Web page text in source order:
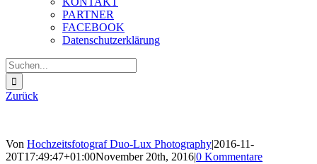
PARTNER
FACEBOOK
Datenschutzerklärung
Suche
nach:
Zurück
Von Hochzeitsfotograf Duo-Lux Photography|2016-11-
20T17:49:47+01:00November 20th, 2016|0 Kommentare